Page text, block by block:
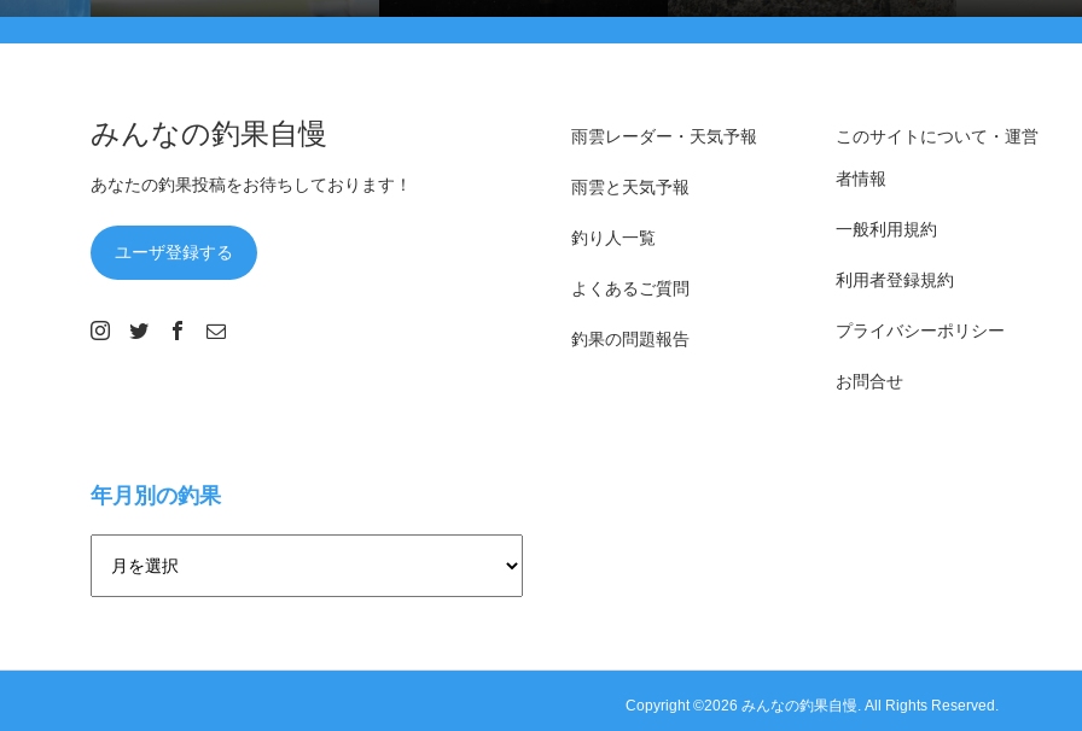
みんなの釣果自慢
あなたの釣果投稿をお待ちしております！
ユーザ登録する
雨雲レーダー・天気予報
雨雲と天気予報
釣り人一覧
よくあるご質問
釣果の問題報告
このサイトについて・運営
者情報
一般利用規約
利用者登録規約
プライバシーポリシー
お問合せ
年月別の釣果
Copyright ©2026 みんなの釣果自慢. All Rights Reserved.